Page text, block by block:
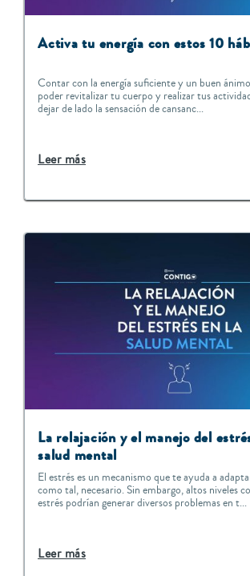
Activa tu energía con estos 10
Contar con la energía suficiente y un buen
poder revitalizar tu cuerpo y realizar tus
dejar de lado la sensación de cansanc...
Leer más
La relajación y el manejo del
salud mental
El estrés es un mecanismo que te ayuda a
como tal, necesario. Sin embargo, altos niveles
estrés podrían generar diversos problemas en t...
Leer más